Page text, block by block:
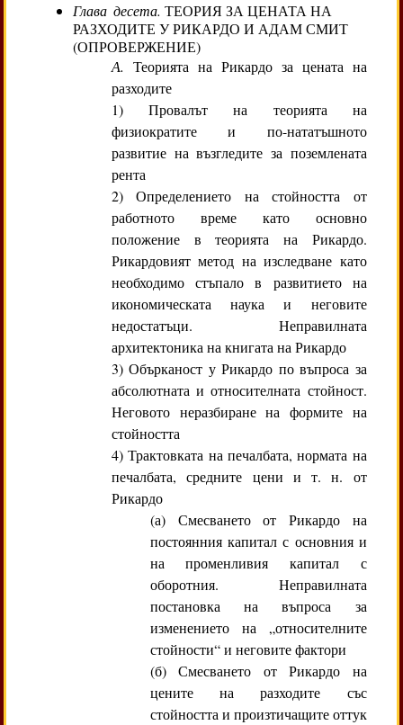
Глава десета. ТЕОРИЯ ЗА ЦЕНАТА НА
РАЗХОДИТЕ У РИКАРДО И АДАМ СМИТ
(ОПРОВЕРЖЕНИЕ)
А. Теорията на Рикардо за цената на
разходите
1) Провалът на теорията на
физиократите и по-нататъшното
развитие на възгледите за поземлената
рента
2) Определението на стойността от
работното време като основно
положение в теорията на Рикардо.
Рикардовият метод на изследване като
необходимо стъпало в развитието на
икономическата наука и неговите
недостатъци. Неправилната
архитектоника на книгата на Рикардо
3) Обърканост у Рикардо по въпроса за
абсолютната и относителната стойност.
Неговото неразбиране на формите на
стойността
4) Трактовката на печалбата, нормата на
печалбата, средните цени и т. н. от
Рикардо
(а) Смесването от Рикардо на
постоянния капитал с основния и
на променливия капитал с
оборотния. Неправилната
постановка на въпроса за
изменението на „относителните
стойности“ и неговите фактори
(б) Смесването от Рикардо на
цените на разходите със
стойността и произтичащите оттук